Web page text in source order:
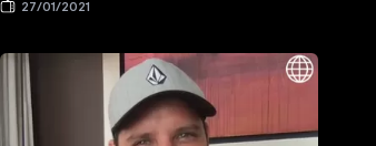
27/01/2021